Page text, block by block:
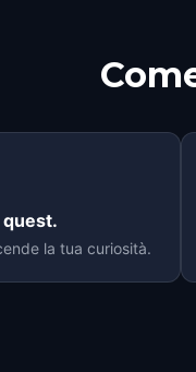
quest.
la tua curiosità.